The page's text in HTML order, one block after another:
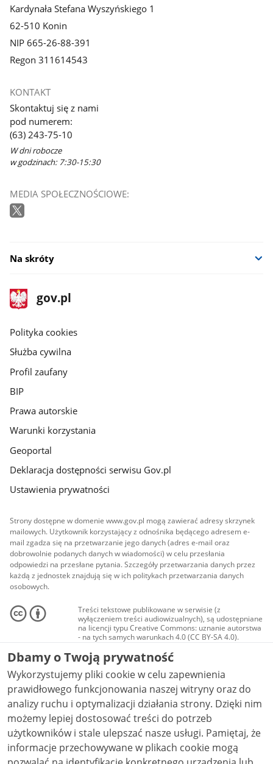
Kardynała Stefana Wyszyńskiego 1
62-510 Konin
NIP 665-26-88-391
Regon 311614543
KONTAKT
Skontaktuj się z nami
pod numerem:
(63) 243-75-10
W dni robocze
w godzinach: 7:30-15:30
MEDIA SPOŁECZNOŚCIOWE:
Na skróty
stopka
gov.pl
Strona
gov.pl
gov.pl
Polityka cookies
Służba cywilna
Profil zaufany
BIP
Prawa autorskie
Warunki korzystania
Geoportal
Deklaracja dostępności serwisu Gov.pl
Ustawienia prywatności
Strony dostępne w domenie www.gov.pl mogą zawierać adresy skrzynek
mailowych. Użytkownik korzystający z odnośnika będącego adresem e-
mail zgadza się na przetwarzanie jego danych (adres e-mail oraz
dobrowolnie podanych danych w wiadomości) w celu przesłania
odpowiedzi na przesłane pytania. Szczegóły przetwarzania danych przez
każdą z jednostek znajdują się w ich politykach przetwarzania danych
osobowych.
Treści tekstowe publikowane w serwisie (z
wyłączeniem treści audiowizualnych), są udostępniane
na licencji typu Creative Commons: uznanie autorstwa
- na tych samych warunkach 4.0 (CC BY-SA 4.0).
Materiały audiowizualne, w tym zdjęcia, materiały
audio i wideo, są udostępniane na licencji typu
Creative Commons: uznanie autorstwa użycie
niekomercyjne - bez utworów zależnych 4.0 (CC BY-
NC-ND 4.0), o ile nie jest to stwierdzone inaczej.
Dbamy o Twoją prywatność
Wykorzystujemy pliki cookie w celu zapewnienia
prawidłowego funkcjonowania naszej witryny oraz do
analizy ruchu i optymalizacji działania strony. Dzięki nim
możemy lepiej dostosować treści do potrzeb
użytkowników i stale ulepszać nasze usługi. Pamiętaj, że
informacje przechowywane w plikach cookie mogą